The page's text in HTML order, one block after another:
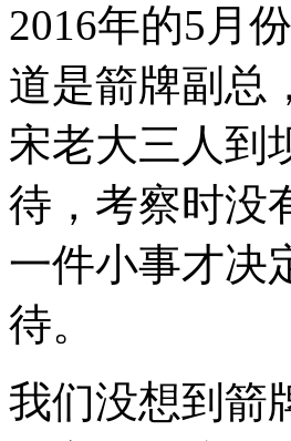
2016年的5月
道是箭牌副总
宋老大三人到
待，考察时没
一件小事才决
待。
我们没想到箭